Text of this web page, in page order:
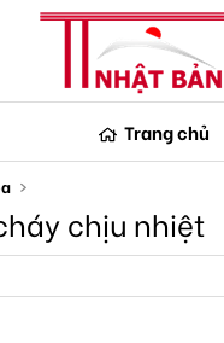
Trang chủ
chịu nhiệt